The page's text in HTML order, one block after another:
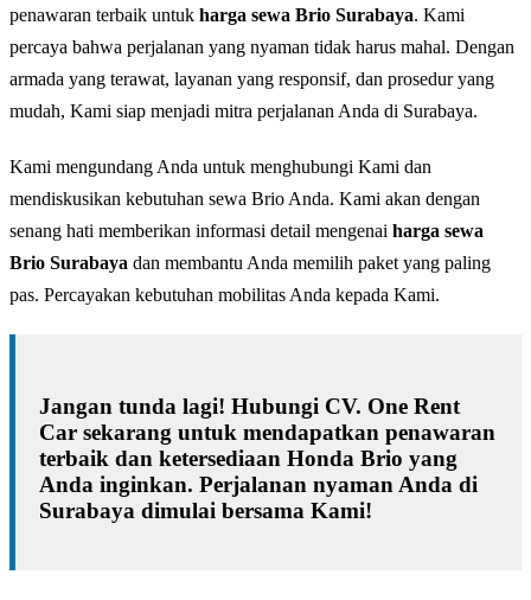
penawaran terbaik untuk harga sewa Brio Surabaya. Kami
percaya bahwa perjalanan yang nyaman tidak harus mahal. Dengan
armada yang terawat, layanan yang responsif, dan prosedur yang
mudah, Kami siap menjadi mitra perjalanan Anda di Surabaya.
Kami mengundang Anda untuk menghubungi Kami dan
mendiskusikan kebutuhan sewa Brio Anda. Kami akan dengan
senang hati memberikan informasi detail mengenai harga sewa
Brio Surabaya dan membantu Anda memilih paket yang paling
pas. Percayakan kebutuhan mobilitas Anda kepada Kami.
Jangan tunda lagi! Hubungi CV. One Rent
Car sekarang untuk mendapatkan penawaran
terbaik dan ketersediaan Honda Brio yang
Anda inginkan. Perjalanan nyaman Anda di
Surabaya dimulai bersama Kami!